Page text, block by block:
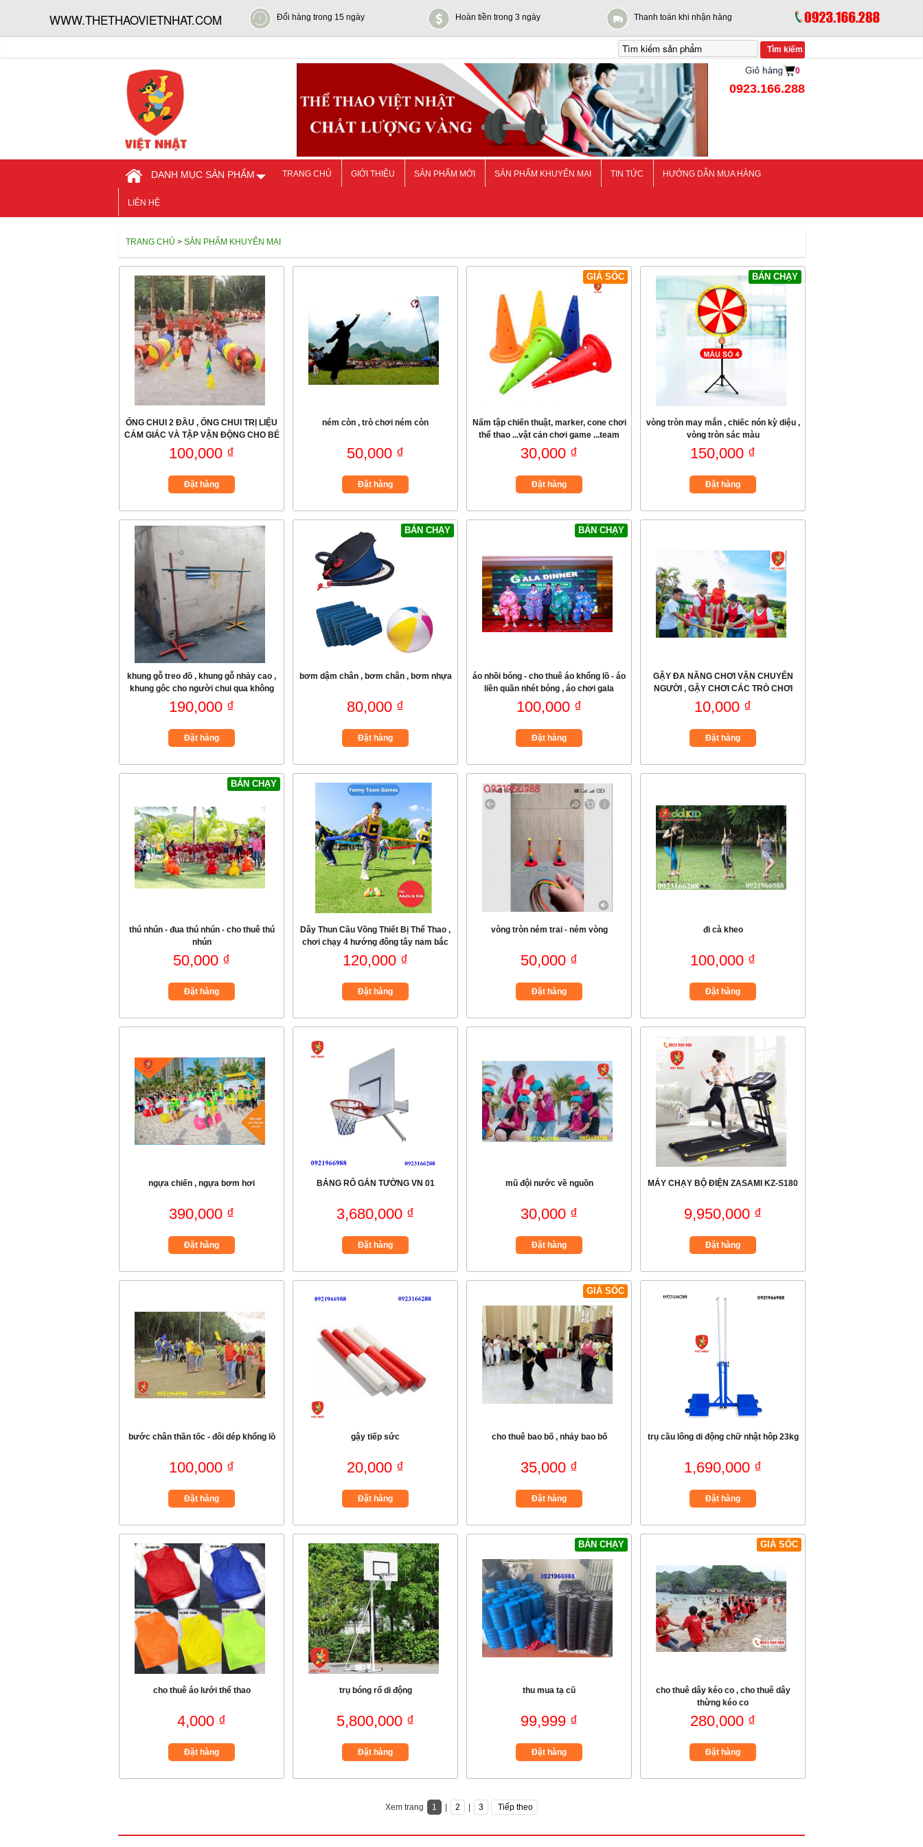
WWW.THETHAOVIETNHAT.COM Đổi hàng trong 15 ngày Hoàn tiền trong 3 ngày Thanh toán khi nhận hàng
0
0923.166.288
DANH MỤC SẢN PHẨM TRANG CHỦ GIỚI THIỆU SẢN PHẨM MỚI SẢN PHẨM KHUYẾN MẠI TIN TỨC HƯỚNG DẪN MUA HÀNG
LIÊN HỆ
TRANG CHỦ > SẢN PHẨM KHUYẾN MẠI
ỐNG CHUI 2 ĐẦU , ỐNG CHUI TRỊ LIỆU
CẢM GIÁC VÀ TẬP VẬN ĐỘNG CHO BÉ
100,000 ₫
Đặt hàng
ném còn , trò chơi ném còn
50,000 ₫
Đặt hàng
GIÁ SỐC
Nấm tập chiến thuật, marker, cone chơi
thể thao ...vật cản chơi game ...team
bulding
30,000 ₫
Đặt hàng
BÁN CHẠY
vòng tròn may mắn , chiếc nón kỳ diệu ,
vòng tròn sác màu
150,000 ₫
Đặt hàng
khung gỗ treo đồ , khung gỗ nhảy cao ,
khung gôc cho người chui qua không
trạm
190,000 ₫
Đặt hàng
BÁN CHẠY
bơm dậm chân , bơm chân , bơm nhựa
80,000 ₫
Đặt hàng
BÁN CHẠY
áo nhồi bóng - cho thuê áo khổng lồ - áo
liền quần nhét bóng , áo chơi gala
100,000 ₫
Đặt hàng
GẬY ĐA NĂNG CHƠI VẬN CHUYỂN
NGƯỜI , GẬY CHƠI CÁC TRÒ CHƠI
VẬN ĐỘNG
10,000 ₫
Đặt hàng
BÁN CHẠY
thú nhún - đua thú nhún - cho thuê thú
nhún
50,000 ₫
Đặt hàng
Dây Thun Cầu Vồng Thiết Bị Thể Thao ,
chơi chạy 4 hướng đông tây nam bắc
120,000 ₫
Đặt hàng
vòng tròn ném trai - ném vòng
50,000 ₫
Đặt hàng
đi cà kheo
100,000 ₫
Đặt hàng
ngựa chiến , ngựa bơm hơi
390,000 ₫
Đặt hàng
BẢNG RỔ GẮN TƯỜNG VN 01
3,680,000 ₫
Đặt hàng
mũ đội nước về nguồn
30,000 ₫
Đặt hàng
MÁY CHẠY BỘ ĐIỆN ZASAMI KZ-S180
9,950,000 ₫
Đặt hàng
bước chân thần tốc - đôi dép khổng lồ
100,000 ₫
Đặt hàng
gậy tiếp sức
20,000 ₫
Đặt hàng
GIÁ SỐC
cho thuê bao bố , nhảy bao bố
35,000 ₫
Đặt hàng
trụ cầu lông di động chữ nhật hôp 23kg
1,690,000 ₫
Đặt hàng
cho thuê áo lưới thể thao
4,000 ₫
Đặt hàng
trụ bóng rổ di động
5,800,000 ₫
Đặt hàng
BÁN CHẠY
thu mua tạ cũ
99,999 ₫
Đặt hàng
GIÁ SỐC
cho thuê dây kéo co , cho thuê dây
thừng kéo co
280,000 ₫
Đặt hàng
Xem trang 1 2 3 Tiếp theo